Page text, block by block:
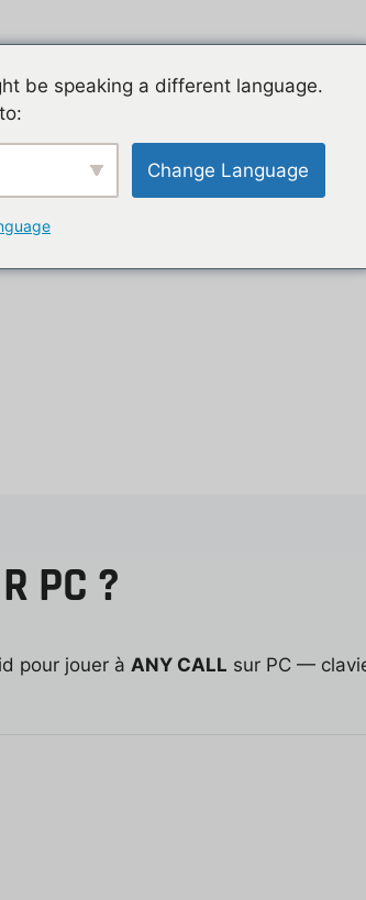
Les jeux mobiles du
PC ?
pour jouer à ANY CALL sur PC —
be speaking a different language.
Change Language